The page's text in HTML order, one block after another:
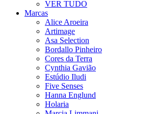
VER TUDO
Marcas
Alice Aroeira
Artimage
Asa Selection
Bordallo Pinheiro
Cores da Terra
Cynthia Gavião
Estúdio Iludi
Five Senses
Hanna Englund
Holaria